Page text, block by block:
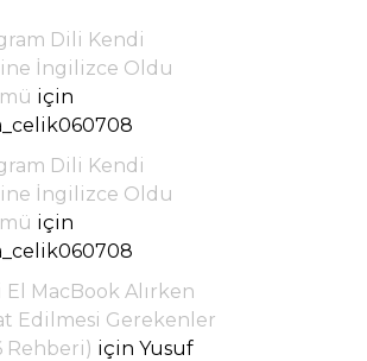
Dili Kendi
İngilizce Oldu
için
Dili Kendi
İngilizce Oldu
için
El MacBook Alırken
Edilmesi Gerekenler
Rehberi) için Yusuf